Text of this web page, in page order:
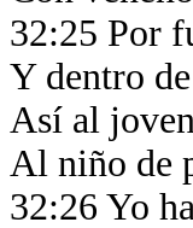
32:25 Por
Y dentro
Así al
Al niño de
32:26 Yo